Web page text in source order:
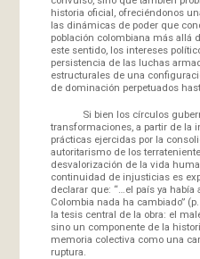
historia oficial, ofreciéndonos
las dinámicas de poder que
población colombiana más allá
este sentido, los intereses
persistencia de las luchas
estructurales de una
de dominación perpetuados
Si bien los círculos
transformaciones, a partir de la
prácticas ejercidas por la
autoritarismo de los
desvalorización de la vida
continuidad de injusticias es
declarar que: “…el país ya
Colombia nada ha cambiado”
la tesis central de la obra: el
sino un componente de la
memoria colectiva como una
ruptura.